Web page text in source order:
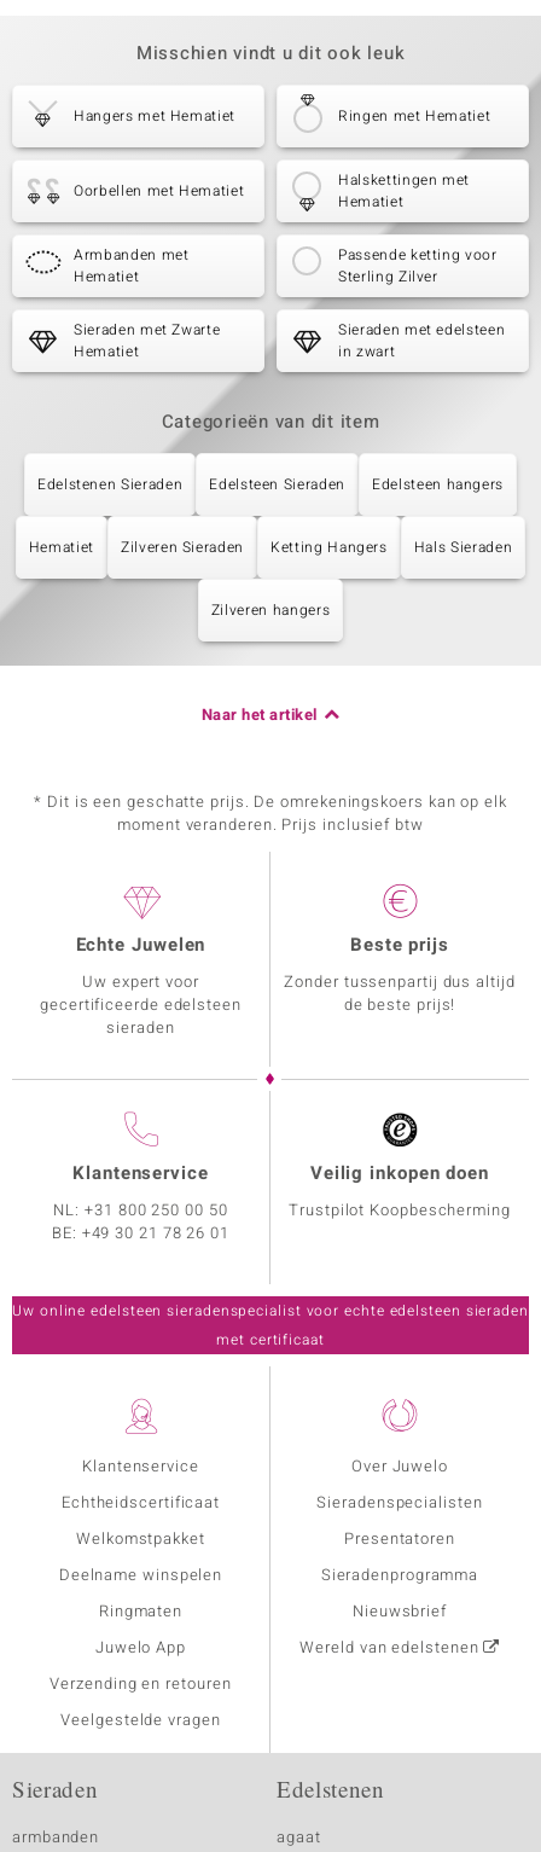
Misschien vindt u dit ook leuk
Hangers met Hematiet Ringen met Hematiet
Oorbellen met Hematiet
Halskettingen met
Hematiet
Armbanden met
Hematiet
Passende ketting voor
Sterling Zilver
Sieraden met Zwarte
Hematiet
Sieraden met edelsteen
in zwart
Categorieën van dit item
Edelstenen Sieraden Edelsteen Sieraden Edelsteen hangers
Hematiet Zilveren Sieraden Ketting Hangers Hals Sieraden
Zilveren hangers
Naar het artikel
* Dit is een geschatte prijs. De omrekeningskoers kan op elk
moment veranderen. Prijs inclusief btw
Klantenservice
Echtheidscertificaat
Welkomstpakket
Deelname winspelen
Ringmaten
Juwelo App
Verzending en retouren
Veelgestelde vragen
Over Juwelo
Sieradenspecialisten
Presentatoren
Sieradenprogramma
Nieuwsbrief
Wereld van edelstenen
Echte Juwelen
Uw expert voor
gecertificeerde edelsteen
sieraden
Beste prijs
Zonder tussenpartij dus altijd
de beste prijs!
Klantenservice
NL:+31 800 250 00 50
BE: +49 30 21 78 26 01
Veilig inkopen doen
Trustpilot Koopbescherming
Uw online edelsteen sieradenspecialist voor echte edelsteen sieraden
met certificaat
Sieraden
armbanden
Edelstenen
agaat